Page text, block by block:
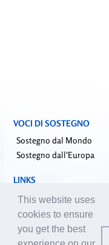
VOCI DI SOSTEGNO
Sostegno dal Mondo
Sostegno dall'Europa
LINKS
falundafa.org (it)
faluninfo.net
minghui.org (en)
pureinsight.org
This website uses
cookies to ensure
you get the best